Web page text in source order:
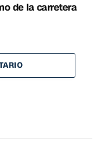
de la carretera